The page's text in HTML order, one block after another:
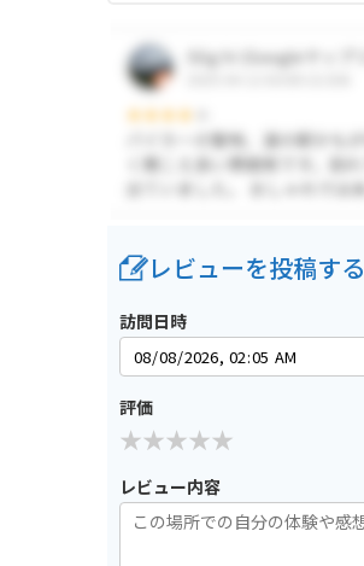
レビューを投稿する
訪問日時
評価
レビュー内容